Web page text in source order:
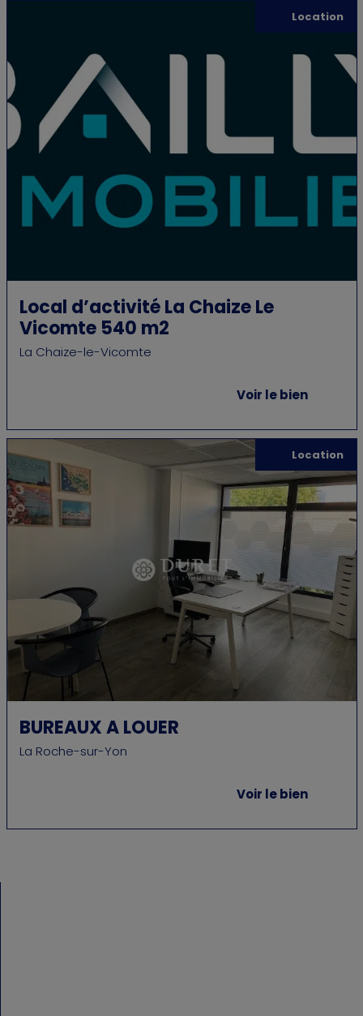
Location
Local d’activité La Chaize Le
Vicomte 540 m2
La Chaize-le-Vicomte
Voir le bien
Location
BUREAUX A LOUER
La Roche-sur-Yon
Voir le bien